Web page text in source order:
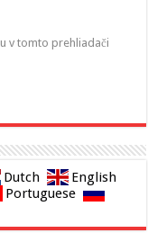
v tomto prehliadači
Dutch
English
Portuguese